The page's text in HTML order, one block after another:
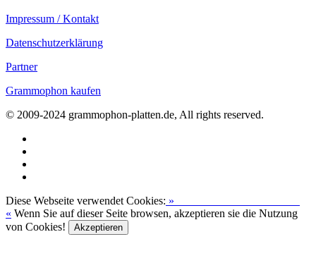
Impressum / Kontakt
Datenschutzerklärung
Partner
Grammophon kaufen
© 2009-2024 grammophon-platten.de, All rights reserved.
Diese Webseite verwendet Cookies: »
« Wenn Sie auf dieser Seite browsen, akzeptieren sie die Nutzung
von Cookies!
Akzeptieren